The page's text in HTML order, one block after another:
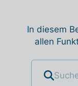
In diesem
allen